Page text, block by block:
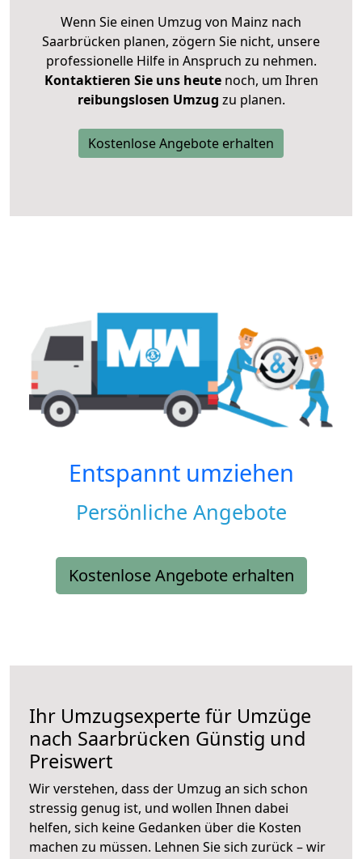
Wenn Sie einen Umzug von Mainz nach
Saarbrücken planen, zögern Sie nicht, unsere
professionelle Hilfe in Anspruch zu nehmen.
Kontaktieren Sie uns heutenoch, um Ihren
reibungslosen Umzug zu planen.
Kostenlose Angebote erhalten
Entspannt umziehen
Persönliche Angebote
Kostenlose Angebote erhalten
Ihr Umzugsexperte für Umzüge
nach Saarbrücken Günstig und
Preiswert
Wir verstehen, dass der Umzug an sich schon
stressig genug ist, und wollen Ihnen dabei
helfen, sich keine Gedanken über die Kosten
machen zu müssen. Lehnen Sie sich zurück – wir